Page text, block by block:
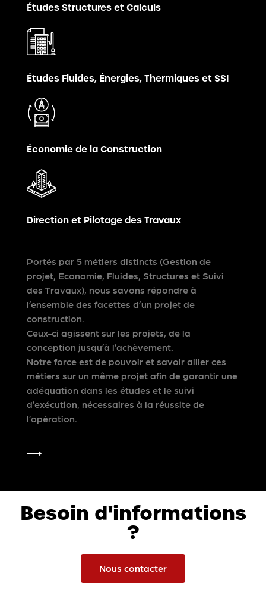
Études Structures et Calculs
Études Fluides, Énergies, Thermiques et SSI
Économie de la Construction
Direction et Pilotage des Travaux
Portés par 5 métiers distincts (Gestion de
projet, Economie, Fluides, Structures et Suivi
des Travaux), nous savons répondre à
l’ensemble des facettes d’un projet de
construction.
Ceux-ci agissent sur les projets, de la
conception jusqu’à l’achèvement.
Notre force est de pouvoir et savoir allier ces
métiers sur un même projet afin de garantir une
adéquation dans les études et le suivi
d’exécution, nécessaires à la réussite de
l’opération.
Besoin d'informations
?
Nous contacter